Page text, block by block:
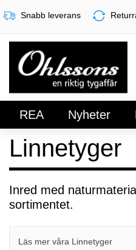
Snabb leverans
REA Nyheter
Register Sign In
Linnetyger
Inred med
sortimentet.
Läs mer våra Linnetyger